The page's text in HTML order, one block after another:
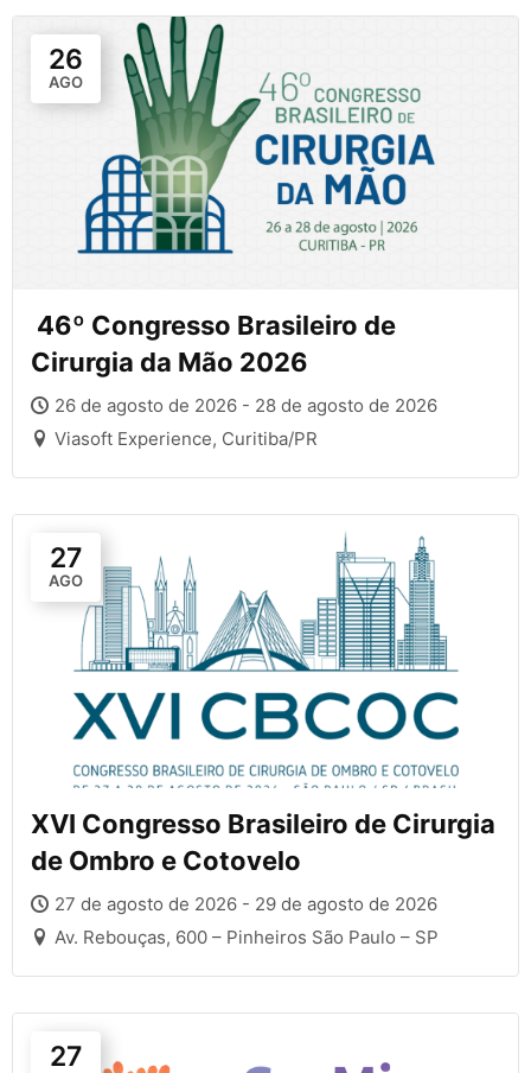
26
AGO
46º Congresso Brasileiro de
Cirurgia da Mão 2026
26 de agosto de 2026 - 28 de agosto de 2026
Viasoft Experience, Curitiba/PR
27
AGO
XVI Congresso Brasileiro de Cirurgia
de Ombro e Cotovelo
27 de agosto de 2026 - 29 de agosto de 2026
Av. Rebouças, 600 – Pinheiros São Paulo – SP
27